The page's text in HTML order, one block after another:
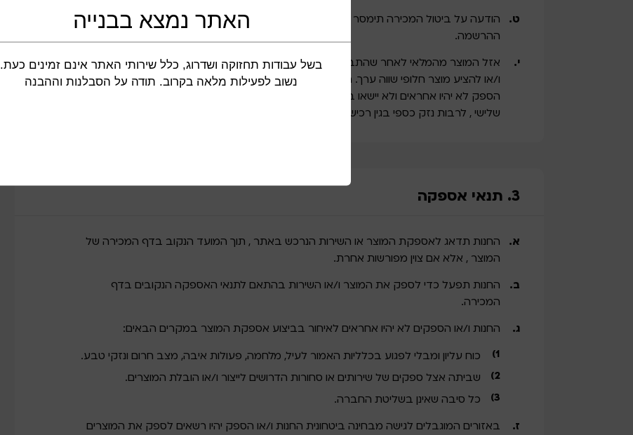
הודעה על ביטול המכירה תימסר לקונים בטלפון ו/או בדואר אלקטרוני לכתובת אשר צוינה בדף
ההרשמה.
אזל המוצר מהמלאי לאחר שהתבצעה מכירה, רשאים החנות ו/או הספק לבטל את המכירה
ו/או להציע מוצר חלופי שווה ערך. הודעה על ביטול כאמור תיעשה בכתב או בטלפון. החנות ו/או
הספק לא יהיו אחראים ולא יישאו בכל נזק ישיר , עקיף , תוצאתי או מיוחד שנגרם ללקוח ו/או לצד
שלישי , לרבות נזק כספי בגין רכישת המוצר במחיר גבוה יותר אצל צד שלישי.
3. תנאי אספקה
החנות תדאג לאספקת המוצר או השירות הנרכש באתר , תוך המועד הנקוב בדף המכירה של
המוצר , אלא אם צוין מפורשות אחרת.
החנות תפעל כדי לספק את המוצר ו/או השירות בהתאם לתנאי האספקה הנקובים בדף
המכירה.
החנות ו/או הספקים לא יהיו אחראים לאיחור בביצוע אספקת המוצר במקרים הבאים:
כוח עליון ומבלי לפגוע בכלליות האמור לעיל, מלחמה, פעולות איבה, מצב חרום ונזקי טבע.
שביתה אצל ספקים של שירותים או סחורות הדרושים לייצור ו/או הובלת המוצרים.
כל סיבה שאינן בשליטת החברה.
באזורים המוגבלים לגישה מבחינה ביטחונית החנות ו/או הספק יהיו רשאים לספק את המוצרים
האתר נמצא בבנייה
בשל עבודות תחזוקה ושדרוג, כלל שירותי האתר אינם זמינים כעת.
נשוב לפעילות מלאה בקרוב. תודה על הסבלנות וההבנה